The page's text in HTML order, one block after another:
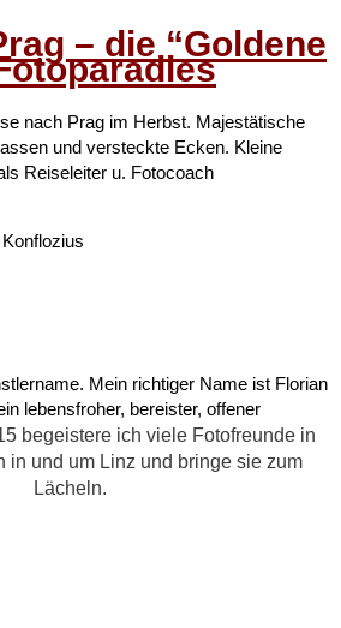
– die “Goldene
nach Prag im Herbst. Majestätische
und versteckte Ecken. Kleine
Reiseleiter u. Fotocoach
Mein richtiger Name ist Florian
lebensfroher, bereister, offener
begeistere ich viele Fotofreunde in
in und um Linz und bringe sie zum
Lächeln.